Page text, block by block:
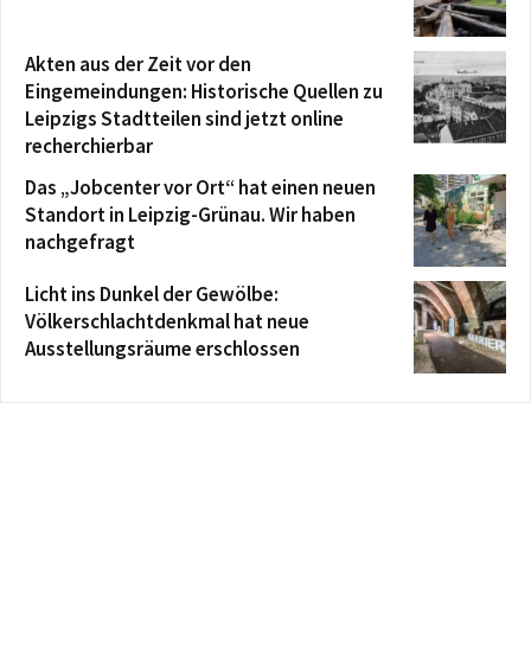
Akten aus der Zeit vor den
Eingemeindungen: Historische Quellen zu
Leipzigs Stadtteilen sind jetzt online
recherchierbar
Das „Jobcenter vor Ort“ hat einen neuen
Standort in Leipzig-Grünau. Wir haben
nachgefragt
Licht ins Dunkel der Gewölbe:
Völkerschlachtdenkmal hat neue
Ausstellungsräume erschlossen